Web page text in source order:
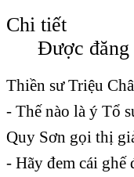
Chi tiết
Được đăng
Thiền sư Triệu
- Thế nào là ý Tổ
Quy Sơn gọi thị
- Hãy đem cái ghế